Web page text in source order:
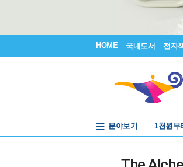
HOME 국내도서 전자
분야보기
1천원부